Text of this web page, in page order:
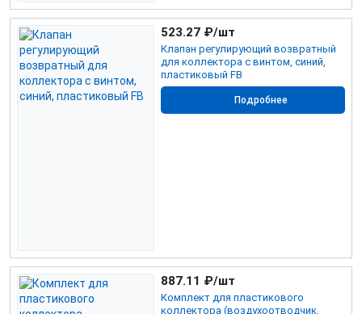
Клапан регулирующий возвратный
для коллектора с винтом, синий,
пластиковый FB
523.27 ₽/шт
Подробнее
Комплект для пластикового
коллектора (воздухоотводчик,
887.11 ₽/шт